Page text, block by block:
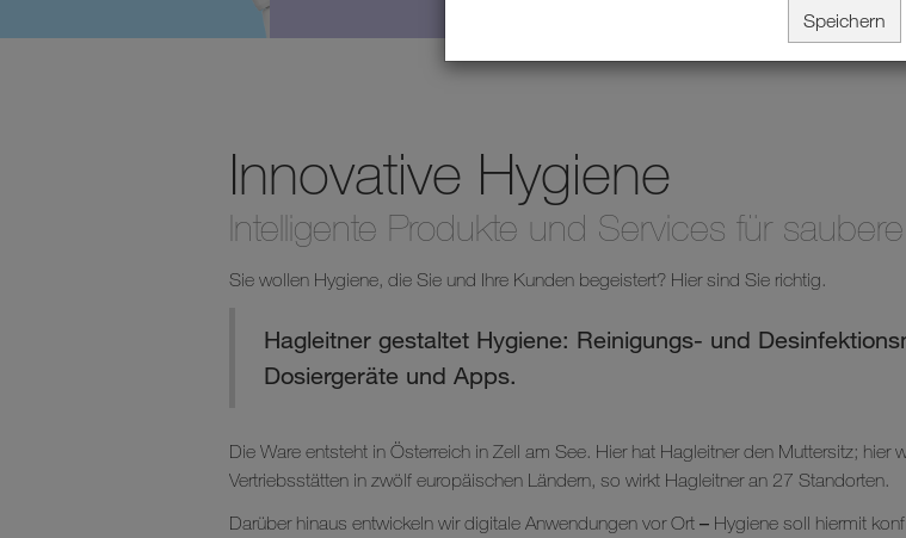
Innovative Hygiene
Intelligente Produkte und Services für
Sie wollen Hygiene, die Sie und Ihre Kunden begeistert? Hier sind Sie richtig.
Hagleitner gestaltet Hygiene: Reinigungs- und
Dosiergeräte und Apps.
Die Ware entsteht in Österreich in Zell am See. Hier hat Hagleitner den Muttersitz;
Vertriebsstätten in zwölf europäischen Ländern, so wirkt Hagleitner an 27 Standorten.
Darüber hinaus entwickeln wir digitale Anwendungen vor Ort – Hygiene soll hiermit
Speichern